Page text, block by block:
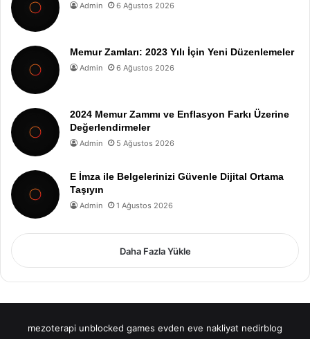
Admin 6 Ağustos 2026
Memur Zamları: 2023 Yılı İçin Yeni Düzenlemeler
Admin 6 Ağustos 2026
2024 Memur Zammı ve Enflasyon Farkı Üzerine
Değerlendirmeler
Admin 5 Ağustos 2026
E İmza ile Belgelerinizi Güvenle Dijital Ortama
Taşıyın
Admin 1 Ağustos 2026
Daha Fazla Yükle
mezoterapi unblocked games evden eve nakliyat nedirblog